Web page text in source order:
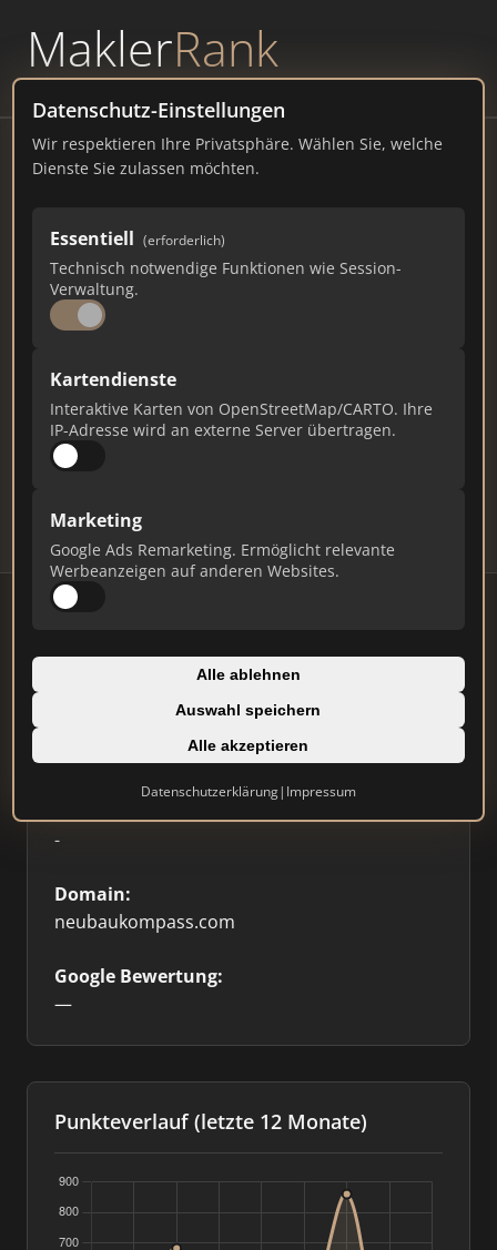
MaklerRank
powered byWAVEPOINT
Datenschutz-Einstellungen
Wir respektieren Ihre Privatsphäre. Wählen Sie, welche
Dienste Sie zulassen möchten.
Essentiell (erforderlich)
Technisch notwendige Funktionen wie Session-
Verwaltung.
Kartendienste
Interaktive Karten von OpenStreetMap/CARTO. Ihre
IP-Adresse wird an externe Server übertragen.
Marketing
Google Ads Remarketing. Ermöglicht relevante
Werbeanzeigen auf anderen Websites.
Alle ablehnen
Auswahl speichern
Alle akzeptieren
Datenschutzerklärung| Impressum
Neubaukompass
206
Gesamtpunkte
25 0
Ist das Ihr Unternehmen?
Verifizieren Sie Ihr Profil, bearbeiten Sie Ihre
Daten und erhalten Sie monatliche Ranking-
Updates.
Immobilienplattform
-
Domain:
neubaukompass.com
Google Bewertung:
—
Punkteverlauf (letzte 12 Monate)